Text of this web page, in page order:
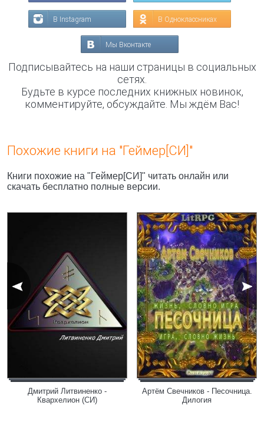
В Instagram В Одноклассниках
Мы Вконтакте
Подписывайтесь на наши страницы в социальных
сетях.
Будьте в курсе последних книжных новинок,
комментируйте, обсуждайте. Мы ждём Вас!
Похожие книги на "Геймер[СИ]"
Книги похожие на "Геймер[СИ]" читать онлайн или
скачать бесплатно полные версии.
Дмитрий Литвиненко -
Квархелион (СИ)
Артём Свечников - Песочница.
Дилогия